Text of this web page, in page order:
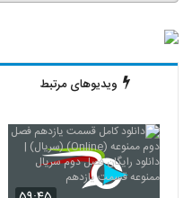
ویدیوهای مرتبط